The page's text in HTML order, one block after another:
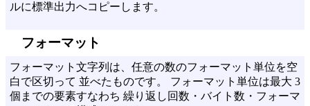
ルに標準出力へコピーします。
フォーマット
フォーマット文字列は、任意の数のフォーマット単位を空
白で区切って 並べたものです。 フォーマット単位は最大 3
個までの要素すなわち 繰り返し回数・バイト数・フォーマ